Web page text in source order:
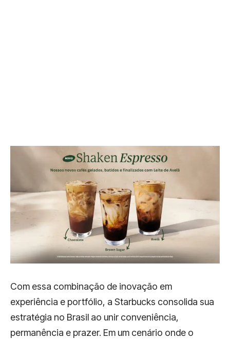
Com essa combinação de inovação em
experiência e portfólio, a Starbucks consolida sua
estratégia no Brasil ao unir conveniência,
permanência e prazer. Em um cenário onde o